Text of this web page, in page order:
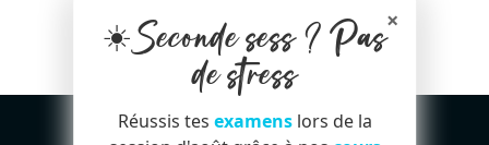
×
☀️Seconde sess ? Pas
de stress
Réussis tes examenslors de la